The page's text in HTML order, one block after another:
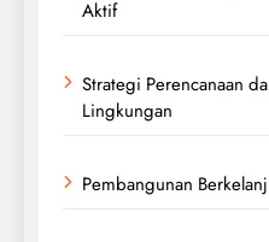
Aktif
Strategi Perencanaan
Lingkungan
Pembangunan